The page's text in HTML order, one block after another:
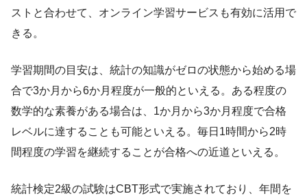
ストと合わせて、オンライン学習サービスも有効に活用で
きる。
学習期間の目安は、統計の知識がゼロの状態から始める場
合で3か月から6か月程度が一般的といえる。ある程度の
数学的な素養がある場合は、1か月から3か月程度で合格
レベルに達することも可能といえる。毎日1時間から2時
間程度の学習を継続することが合格への近道といえる。
統計検定2級の試験はCBT形式で実施されており、年間を